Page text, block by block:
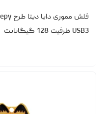
USB3 ظرفیت 128 گیگابایت